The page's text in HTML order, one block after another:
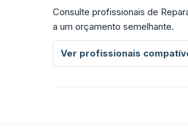
Consulte profissionais de
a um orçamento semelhante.
Ver profissionais